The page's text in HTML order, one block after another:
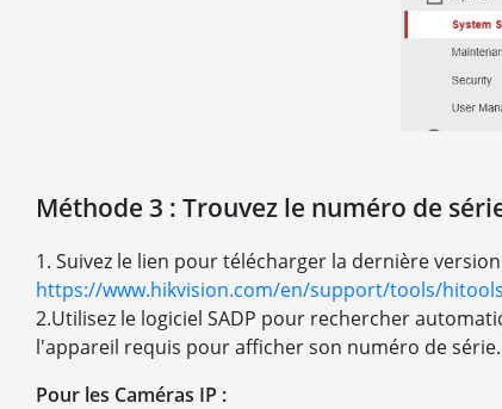
Méthode 3 : Trouvez le numéro de
1. Suivez le lien pour télécharger la dernière
https://www.hikvision.com/en/support/tools/
2.Utilisez le logiciel SADP pour rechercher
l'appareil requis pour afficher son numéro de série.
Pour les Caméras IP :